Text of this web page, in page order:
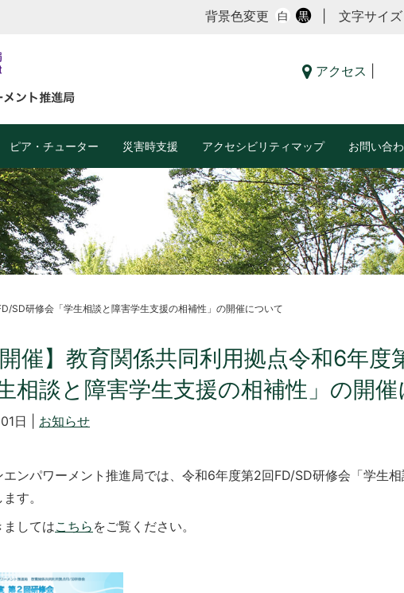
背景色変更 白 黒 | 文字サイズ
アクセス
ピア・チューター 災害時支援 アクセシビリティマップ お問い合
SD研修会「学生相談と障害学生支援の相補性」の開催について
催】教育関係共同利用拠点令和6年度
相談と障害学生支援の相補性」の開
日 | お知らせ
ンパワーメント推進局では、令和6年度第2回FD/SD研修会「学生相
す。
してはこちら をご覧ください。